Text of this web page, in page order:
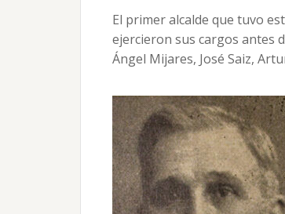
El primer alcalde que tuvo
ejercieron sus cargos antes
Ángel Mijares, José Saiz,